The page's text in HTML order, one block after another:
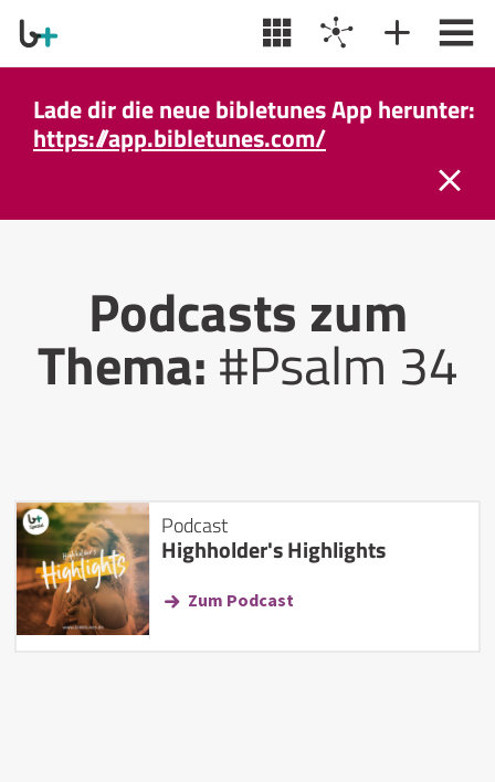
Lade dir die neue bibletunes App herunter:
https://app.bibletunes.com/
Podcasts zum
Thema:#Psalm 34
Podcast
Highholder's Highlights
Zum Podcast